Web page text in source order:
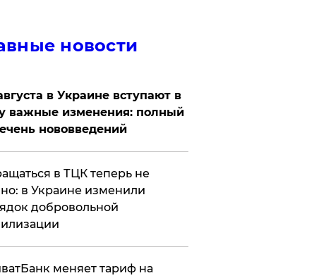
новости
в Украине вступают в
важные изменения: полный
нововведений
в ТЦК теперь не
в Украине изменили
добровольной
меняет тариф на